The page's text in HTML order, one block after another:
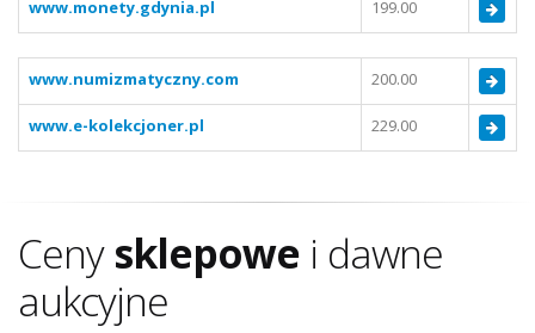
www.monety.gdynia.pl
199.00
www.numizmatyczny.com 200.00
www.e-kolekcjoner.pl 229.00
Cenysklepowe i dawne
aukcyjne